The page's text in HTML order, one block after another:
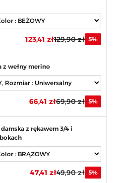
123,41 zł129,90 zł 5%
z wełny merino
66,41 zł69,90 zł 5%
z rękawem 3/4 i
47,41 zł49,90 zł 5%